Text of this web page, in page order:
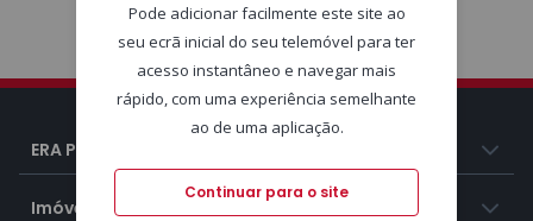
ERA Portugal
Imóveis
Pode adicionar facilmente este site ao
seu ecrã inicial do seu telemóvel para ter
acesso instantâneo e navegar mais
rápido, com uma experiência semelhante
ao de uma aplicação.
Continuar para o site